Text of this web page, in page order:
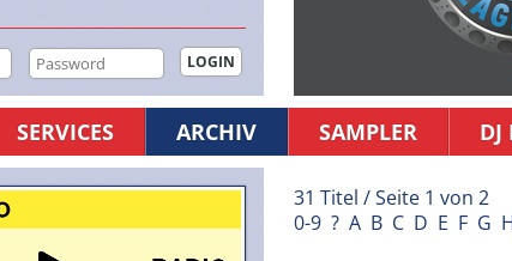
SERVICES ARCHIV SAMPLER DJ
31 Titel / Seite 1 von 2
0-9 ? A B C D E F G